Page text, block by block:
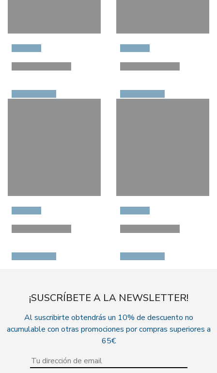
¡SUSCRÍBETE A LA NEWSLETTER!
Al suscribirte obtendrás un 10% de descuento no
acumulable con otras promociones por compras superiores a
65€